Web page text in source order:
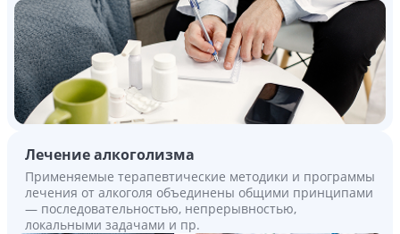
Лечение алкоголизма
Применяемые терапевтические методики и программы
лечения от алкоголя объединены общими принципами
— последовательностью, непрерывностью,
локальными задачами и пр.